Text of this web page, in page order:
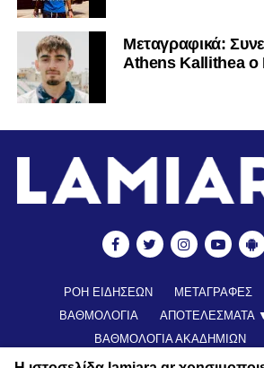
Mεταγραφικά:
Athens Kallithea ο
ΡΟΗ ΕΙΔΗΣΕΩΝ ΜΕΤΑΓΡΑΦΕΣ
ΒΑΘΜΟΛΟΓΙΑ
ΑΠΟΤΕΛΕΣΜΑΤΑ
ΒΑΘΜΟΛΟΓΙΑ ΑΚΑΔΗΜΙΩΝ
ΝΕΑ ΑΠΟ ΕΛΛΑΔΑ
FUTSAL